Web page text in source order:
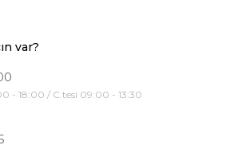
var?
- 18:00 / C.tesi 09:00 - 13:30